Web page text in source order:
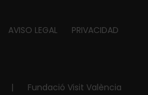
AVISO LEGAL PRIVACIDAD
| Fundació Visit València